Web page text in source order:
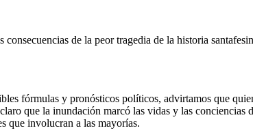
de la peor tragedia de la historia
fórmulas y pronósticos políticos, advirtamos que
que la inundación marcó las vidas y las
que involucran a las mayorías.